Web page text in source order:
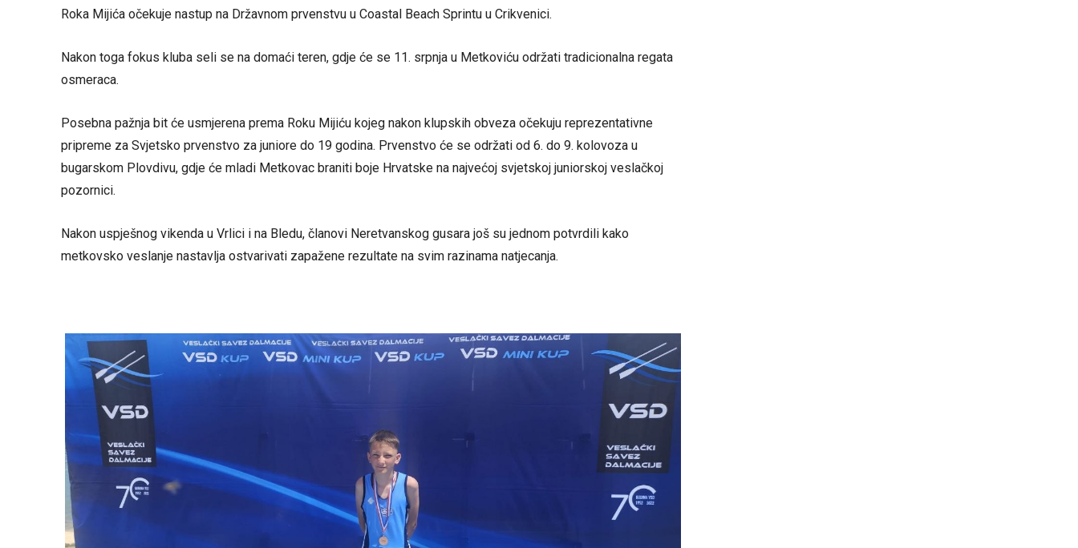
Roka Mijića očekuje nastup na Državnom prvenstvu u Coastal Beach Sprintu u Crikvenici.
Nakon toga fokus kluba seli se na domaći teren, gdje će se 11. srpnja u Metkoviću održati tradicionalna regata
osmeraca.
Posebna pažnja bit će usmjerena prema Roku Mijiću kojeg nakon klupskih obveza očekuju reprezentativne
pripreme za Svjetsko prvenstvo za juniore do 19 godina. Prvenstvo će se održati od 6. do 9. kolovoza u
bugarskom Plovdivu, gdje će mladi Metkovac braniti boje Hrvatske na najvećoj svjetskoj juniorskoj veslačkoj
pozornici.
Nakon uspješnog vikenda u Vrlici i na Bledu, članovi Neretvanskog gusara još su jednom potvrdili kako
metkovsko veslanje nastavlja ostvarivati zapažene rezultate na svim razinama natjecanja.